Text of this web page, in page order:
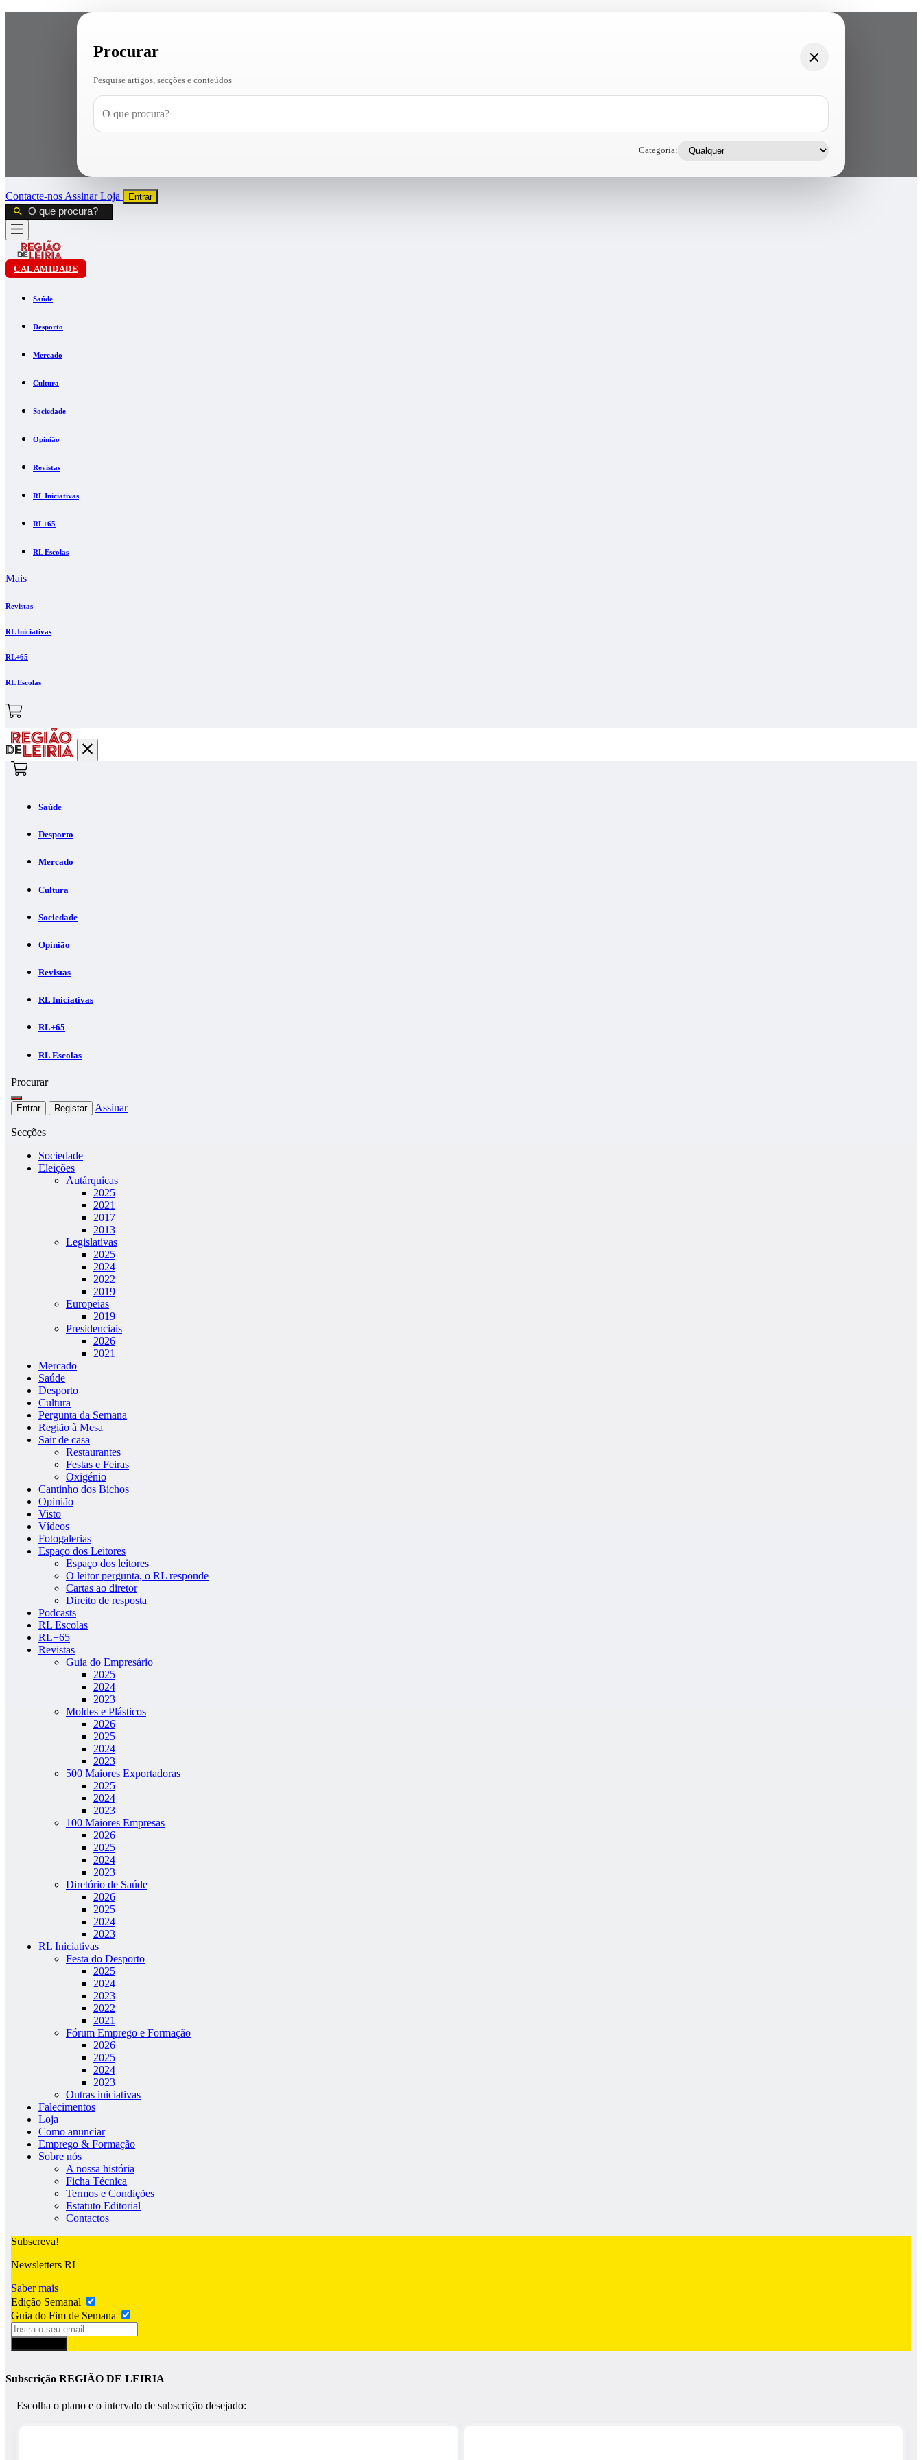
Procurar
Pesquise artigos, secções e conteúdos
Categoria:
Contacte-nos AssinarLoja Entrar
CALAMIDADE
Saúde
Desporto
Mercado
Cultura
Sociedade
Opinião
Revistas
RL Iniciativas
RL+65
RL Escolas
Mais
Revistas
RL Iniciativas
RL+65
RL Escolas
Saúde
Desporto
Mercado
Cultura
Sociedade
Opinião
Revistas
RL Iniciativas
RL+65
RL Escolas
Procurar
Entrar Registar Assinar
Secções
Sociedade
Eleições
Autárquicas
2025
2021
2017
2013
Legislativas
2025
2024
2022
2019
Europeias
2019
Presidenciais
2026
2021
Mercado
Saúde
Desporto
Cultura
Pergunta da Semana
Região à Mesa
Sair de casa
Restaurantes
Festas e Feiras
Oxigénio
Cantinho dos Bichos
Opinião
Visto
Vídeos
Fotogalerias
Espaço dos Leitores
Espaço dos leitores
O leitor pergunta, o RL responde
Cartas ao diretor
Direito de resposta
Podcasts
RL Escolas
RL+65
Revistas
Guia do Empresário
2025
2024
2023
Moldes e Plásticos
2026
2025
2024
2023
500 Maiores Exportadoras
2025
2024
2023
100 Maiores Empresas
2026
2025
2024
2023
Diretório de Saúde
2026
2025
2024
2023
RL Iniciativas
Festa do Desporto
2025
2024
2023
2022
2021
Fórum Emprego e Formação
2026
2025
2024
2023
Outras iniciativas
Falecimentos
Loja
Como anunciar
Emprego & Formação
Sobre nós
A nossa história
Ficha Técnica
Termos e Condições
Estatuto Editorial
Contactos
Subscreva!
Newsletters RL
Saber mais
Edição Semanal
Guia do Fim de Semana
Subscrição REGIÃO DE LEIRIA
Escolha o plano e o intervalo de subscrição desejado: